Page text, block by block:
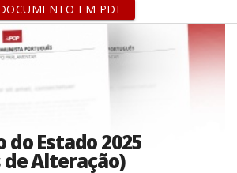
EM PDF
Estado 2025
Alteração)